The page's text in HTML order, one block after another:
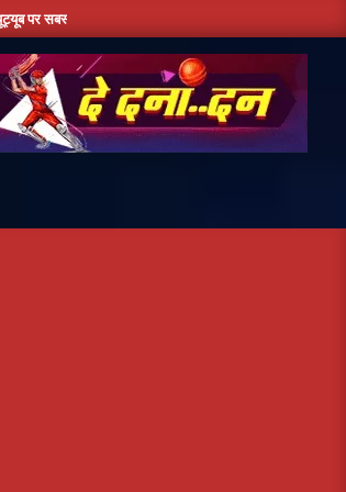
जरूर करें,दिन भर की तमाम छोटी बड़ी खबरों के लिए बने रहे